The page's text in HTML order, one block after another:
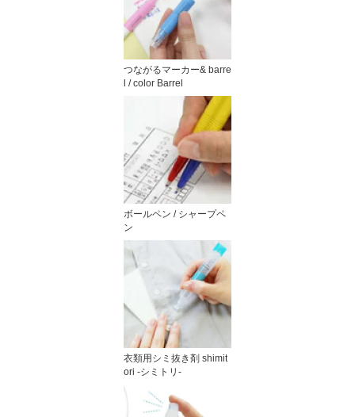
つながるマーカー& barre
l / color Barrel
ボールペン / シャープペ
ン
衣類用シミ抜き剤 shimit
ori -シミトリ-